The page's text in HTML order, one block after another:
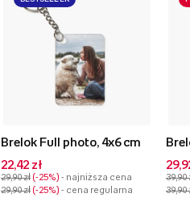
Brelok Full photo, 4x6 cm
22,42 zł
29,90 zł -25% - najniższa cena
29,90 zł -25% - cena regularna
39,90
39,90